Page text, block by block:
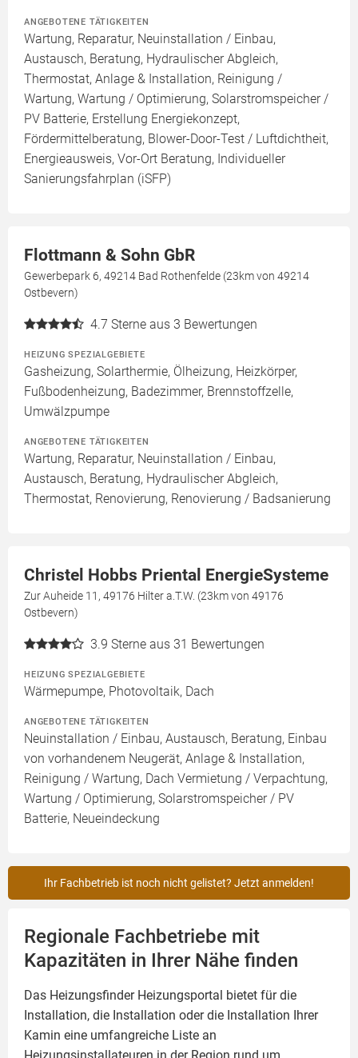
ANGEBOTENE TÄTIGKEITEN
Wartung, Reparatur, Neuinstallation / Einbau,
Austausch, Beratung, Hydraulischer Abgleich,
Thermostat, Anlage & Installation, Reinigung /
Wartung, Wartung / Optimierung, Solarstromspeicher /
PV Batterie, Erstellung Energiekonzept,
Fördermittelberatung, Blower-Door-Test / Luftdichtheit,
Energieausweis, Vor-Ort Beratung, Individueller
Sanierungsfahrplan (iSFP)
Flottmann & Sohn GbR
Gewerbepark 6, 49214 Bad Rothenfelde (23km von 49214
Ostbevern)
4.7 Sterne aus 3 Bewertungen
HEIZUNG SPEZIALGEBIETE
Gasheizung, Solarthermie, Ölheizung, Heizkörper,
Fußbodenheizung, Badezimmer, Brennstoffzelle,
Umwälzpumpe
ANGEBOTENE TÄTIGKEITEN
Wartung, Reparatur, Neuinstallation / Einbau,
Austausch, Beratung, Hydraulischer Abgleich,
Thermostat, Renovierung, Renovierung / Badsanierung
Christel Hobbs Priental EnergieSysteme
Zur Auheide 11, 49176 Hilter a.T.W. (23km von 49176
Ostbevern)
3.9 Sterne aus 31 Bewertungen
HEIZUNG SPEZIALGEBIETE
Wärmepumpe, Photovoltaik, Dach
ANGEBOTENE TÄTIGKEITEN
Neuinstallation / Einbau, Austausch, Beratung, Einbau
von vorhandenem Neugerät, Anlage & Installation,
Reinigung / Wartung, Dach Vermietung / Verpachtung,
Wartung / Optimierung, Solarstromspeicher / PV
Batterie, Neueindeckung
Ihr Fachbetrieb ist noch nicht gelistet? Jetzt anmelden!
Regionale Fachbetriebe mit
Kapazitäten in Ihrer Nähe finden
Das Heizungsfinder Heizungsportal bietet für die
Installation, die Installation oder die Installation Ihrer
Kamin eine umfangreiche Liste an